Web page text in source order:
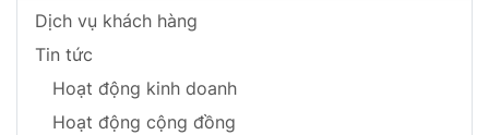
Dịch vụ khách hàng
Tin tức
Hoạt động kinh doanh
Hoạt động cộng đồng